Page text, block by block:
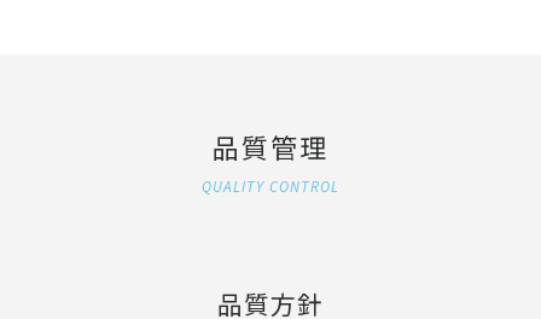
品質管理
QUALITY CONTROL
品質方針